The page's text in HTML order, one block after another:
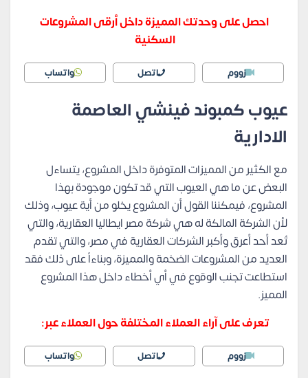
احصل على وحدتك المميزة داخل أرقى المشروعات
السكنية
زووم اتصل واتساب
عيوب كمبوند فينشي العاصمة
الادارية
مع الكثير من المميزات المتوفرة داخل المشروع، يتساءل
البعض عن ما هي العيوب التي قد تكون موجودة بهذا
المشروع، فيمكننا القول أن المشروع يخلو من أية عيوب، وذلك
لأن الشركة المالكة له هي شركة مصر ايطاليا العقارية، والتي
تُعد أحد أعرق وأكبر الشركات العقارية في مصر، والتي تقدم
العديد من المشروعات الضخمة والمميزة، وبناءاً على ذلك فقد
استطاعت تجنب الوقوع في أي أخطاء داخل هذا المشروع
المميز.
تعرف على آراء العملاء المختلفة حول العملاء عبر:
زووم اتصل واتساب